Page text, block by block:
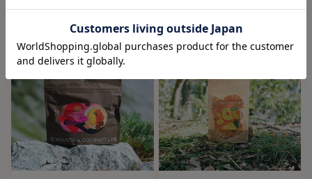
【基本情報】
◾️内容量：100g
◾️出来上がり量：350g*
¥1,980 ¥1,180